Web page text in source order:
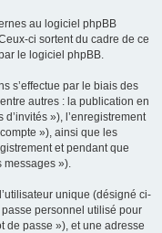
au logiciel phpBB
ci sortent du cadre de ce
le logiciel phpBB.
s’effectue par le biais des
autres : la publication en
»), l’enregistrement
»), ainsi que les
et pendant que
messages »).
unique (désigné ci-
personnel utilisé pour
de passe »), et une adresse